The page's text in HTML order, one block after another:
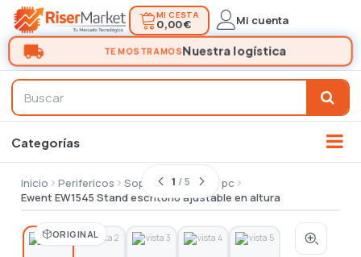
MI CESTA
0,00 € Mi cuenta
Inicio Perifericos
Soporte monitor y pc
Ewent EW1545 Stand escritorio ajustable en altura
ORIGINAL
1 / 5